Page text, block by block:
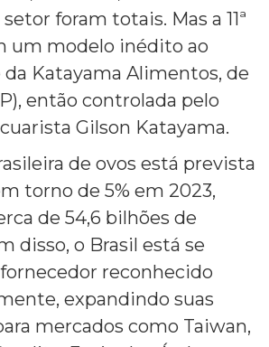
foram totais. Mas a 11ª
um modelo inédito ao
Katayama Alimentos, de
então controlada pelo
Gilson Katayama.
de ovos está prevista
torno de 5% em 2023,
de 54,6 bilhões de
disso, o Brasil está se
reconhecido
expandindo suas
mercados como Taiwan,